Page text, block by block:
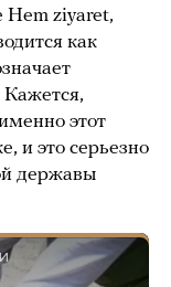
Hem ziyaret,
как
Кажется,
этот
и это серьезно
державы